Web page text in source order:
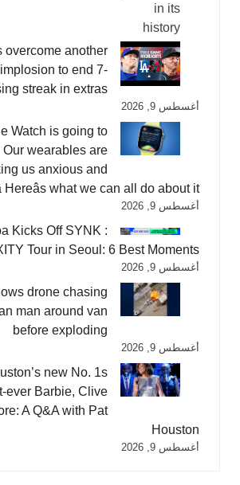
overcome another
to end 7-
streak in extras
أغسطس 9, 2026
Watch is going to
Our wearables are
us anxious and
Hereâs what we can all do about it
أغسطس 9, 2026
Kicks Off SYNK :
Tour in Seoul: 6 Best Moments
أغسطس 9, 2026
drone chasing
man around van
before exploding
أغسطس 9, 2026
new No. 1s
ever Barbie, Clive
A Q&A with Pat
Houston
أغسطس 9, 2026